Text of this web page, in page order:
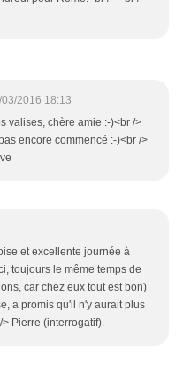
2016 18:13
valises, chère amie :-)<br />
encore commencé :-)<br />
et excellente journée à
toujours le même temps de
car chez eux tout est bon)
a promis qu'il n'y aurait plus
Pierre (interrogatif).